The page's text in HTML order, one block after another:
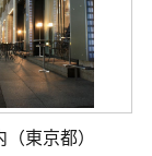
東京都）